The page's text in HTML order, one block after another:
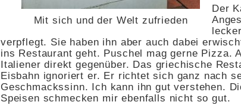
Mit sich und der Welt zufrieden
Der
verpflegt. Sie haben ihn aber auch dabei
ins Restaurant geht. Puschel mag gerne Pizza.
Italiener direkt gegenüber. Das griechische
Eisbahn ignoriert er. Er richtet sich ganz nach
Geschmackssinn. Ich kann ihn gut verstehen.
Speisen schmecken mir ebenfalls nicht so gut.